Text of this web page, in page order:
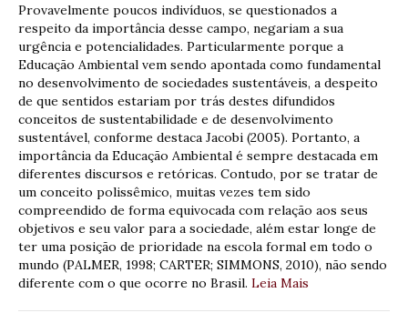
Provavelmente poucos indivíduos, se questionados a
respeito da importância desse campo, negariam a sua
urgência e potencialidades. Particularmente porque a
Educação Ambiental vem sendo apontada como fundamental
no desenvolvimento de sociedades sustentáveis, a despeito
de que sentidos estariam por trás destes difundidos
conceitos de sustentabilidade e de desenvolvimento
sustentável, conforme destaca Jacobi (2005). Portanto, a
importância da Educação Ambiental é sempre destacada em
diferentes discursos e retóricas. Contudo, por se tratar de
um conceito polissêmico, muitas vezes tem sido
compreendido de forma equivocada com relação aos seus
objetivos e seu valor para a sociedade, além estar longe de
ter uma posição de prioridade na escola formal em todo o
mundo (PALMER, 1998; CARTER; SIMMONS, 2010), não sendo
diferente com o que ocorre no Brasil. Leia Mais